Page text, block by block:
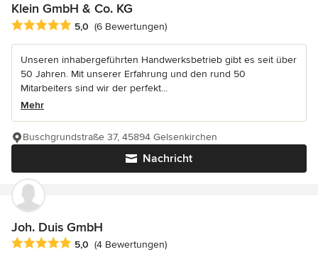
Klein GmbH & Co. KG
Durchschnittliche Bewertung: 5 von 5 Sternen
5,0 (6 Bewertungen)
Unseren inhabergeführten Handwerksbetrieb gibt es seit über
50 Jahren. Mit unserer Erfahrung und den rund 50
Mitarbeiters sind wir der perfekt...
Mehr
Nachricht
Buschgrundstraße 37, 45894 Gelsenkirchen
Joh. Duis GmbH
Durchschnittliche Bewertung: 5 von 5 Sternen
5,0 (4 Bewertungen)